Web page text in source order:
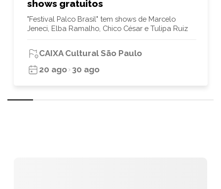
shows gratuitos
"Festival Palco Brasil" tem shows de Marcelo
Jeneci, Elba Ramalho, Chico César e Tulipa Ruiz
CAIXA Cultural São Paulo
20 ago 30 ago